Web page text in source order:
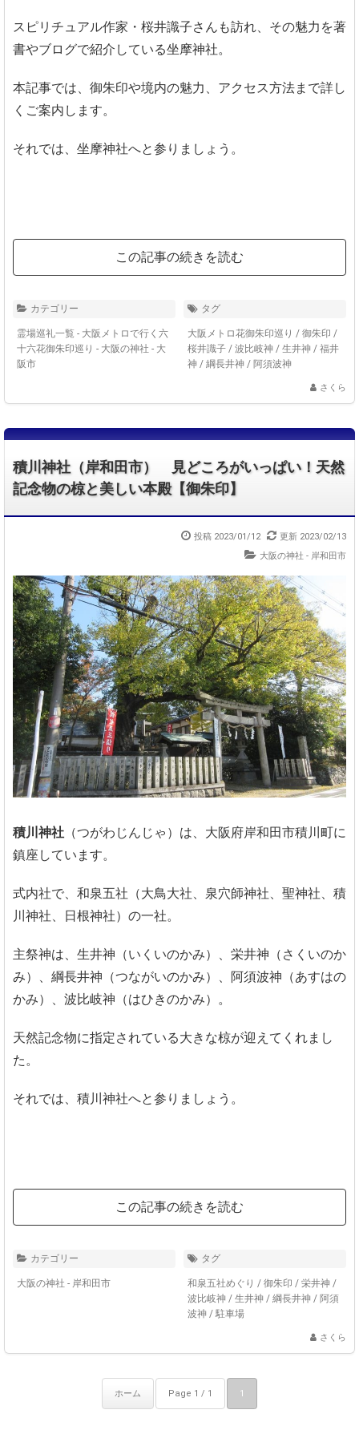
スピリチュアル作家・桜井識子さんも訪れ、その魅力を著
書やブログで紹介している坐摩神社。
本記事では、御朱印や境内の魅力、アクセス方法まで詳し
くご案内します。
それでは、坐摩神社へと参りましょう。
この記事の続きを読む
カテゴリー
霊場巡礼一覧 - 大阪メトロで行く六
十六花御朱印巡り - 大阪の神社 - 大
阪市
タグ
大阪メトロ花御朱印巡り / 御朱印 /
桜井識子 / 波比岐神 / 生井神 / 福井
神 / 綱長井神 / 阿須波神
さくら
積川神社（岸和田市） 見どころがいっぱい！天然
記念物の椋と美しい本殿【御朱印】
投稿 2023/01/12
更新 2023/02/13
大阪の神社 - 岸和田市
積川神社 （つがわじんじゃ）は、大阪府岸和田市積川町に
鎮座しています。
式内社で、和泉五社（大鳥大社、泉穴師神社、聖神社、積
川神社、日根神社）の一社。
主祭神は、生井神（いくいのかみ）、栄井神（さくいのか
み）、綱長井神（つながいのかみ）、阿須波神（あすはの
かみ）、波比岐神（はひきのかみ）。
天然記念物に指定されている大きな椋が迎えてくれまし
た。
それでは、積川神社へと参りましょう。
この記事の続きを読む
カテゴリー
大阪の神社 - 岸和田市
タグ
和泉五社めぐり / 御朱印 / 栄井神 /
波比岐神 / 生井神 / 綱長井神 / 阿須
波神 / 駐車場
さくら
ホーム Page 1 / 1 1